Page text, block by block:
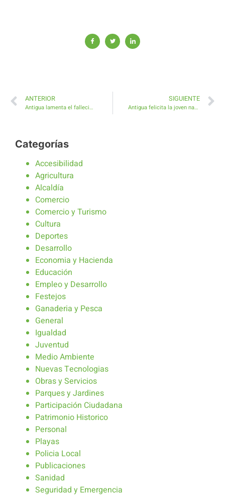
ANTERIOR
Antigua lamenta el fallecimiento de Elihú
SIGUIENTE
Antigua felicita la joven nadadora de aguas abiertas Alexandra Sánchez Clark
Categorías
Accesibilidad
Agricultura
Alcaldía
Comercio
Comercio y Turismo
Cultura
Deportes
Desarrollo
Economia y Hacienda
Educación
Empleo y Desarrollo
Festejos
Ganaderia y Pesca
General
Igualdad
Juventud
Medio Ambiente
Nuevas Tecnologias
Obras y Servicios
Parques y Jardines
Participación Ciudadana
Patrimonio Historico
Personal
Playas
Policia Local
Publicaciones
Sanidad
Seguridad y Emergencia